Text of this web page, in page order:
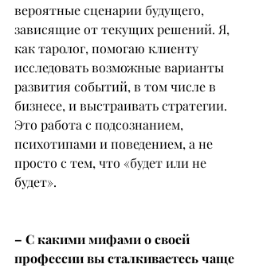
вероятные сценарии будущего,
зависящие от текущих решений. Я,
как таролог, помогаю клиенту
исследовать возможные варианты
развития событий, в том числе в
бизнесе, и выстраивать стратегии.
Это работа с подсознанием,
психотипами и поведением, а не
просто с тем, что «будет или не
будет».
– С какими мифами о своей
профессии вы сталкиваетесь чаще